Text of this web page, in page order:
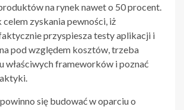
na rynek nawet o 50 procent.
zyskania pewności, iż
przyspiesza testy aplikacji i
pod względem kosztów, trzeba
właściwych frameworków i poznać
się budować w oparciu o